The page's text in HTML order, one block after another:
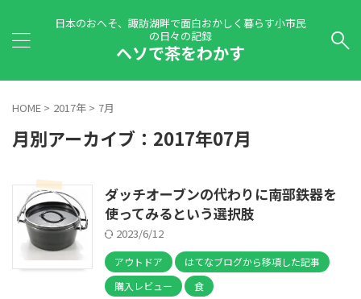
日本のおへそ、諏訪湖畔で面白おかしく暮らす小市民
の日々の記録
ヘソで茶をわかす
HOME > 2017年 > 7月
月別アーカイブ：2017年07月
ダッチオーブンの代わりに南部鉄器を
使ってみるという選択肢
2023/6/12
アウトドア
はてなブログから移項した記事
購入レビュー
食